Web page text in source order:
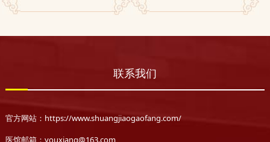
联系我们
官方网站：https://www.shuangjiaogaofang.com/
医馆邮箱：youxiang@163.com